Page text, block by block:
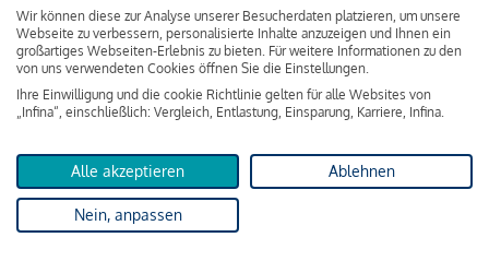
Wir können diese zur Analyse unserer Besucherdaten platzieren, um unsere
Webseite zu verbessern, personalisierte Inhalte anzuzeigen und Ihnen ein
großartiges Webseiten-Erlebnis zu bieten. Für weitere Informationen zu den
von uns verwendeten Cookies öffnen Sie die Einstellungen.
Ihre Einwilligung und die cookie Richtlinie gelten für alle Websites von
„Infina“, einschließlich: Vergleich, Entlastung, Einsparung, Karriere, Infina.
Alle akzeptieren Ablehnen
Nein, anpassen